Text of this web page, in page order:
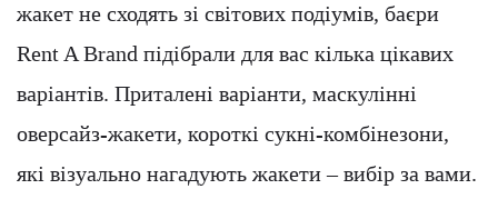
жакет не сходять зі світових подіумів, баєри
Rent A Brand підібрали для вас кілька цікавих
варіантів. Приталені варіанти, маскулінні
оверсайз-жакети, короткі сукні-комбінезони,
які візуально нагадують жакети – вибір за вами.